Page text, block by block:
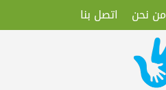
من نحن اتصل بنا